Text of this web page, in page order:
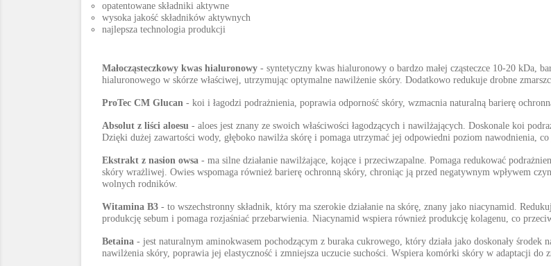
opatentowane składniki aktywne
wysoka jakość składników aktywnych
najlepsza technologia produkcji
Małocząsteczkowy kwas hialuronowy - syntetyczny kwas hialuronowy o bardzo małej cząsteczce 10-20 kDa,
hialuronowego w skórze właściwej, utrzymując optymalne nawilżenie skóry. Dodatkowo redukuje drobne
ProTec CM Glucan - koi i łagodzi podrażnienia, poprawia odporność skóry, wzmacnia naturalną barierę
Absolut z liści aloesu - aloes jest znany ze swoich właściwości łagodzących i nawilżających. Doskonale koi
Dzięki dużej zawartości wody, głęboko nawilża skórę i pomaga utrzymać jej odpowiedni poziom nawodnienia,
Ekstrakt z nasion owsa - ma silne działanie nawilżające, kojące i przeciwzapalne. Pomaga redukować
skóry wrażliwej. Owies wspomaga również barierę ochronną skóry, chroniąc ją przed negatywnym wpływem
wolnych rodników.
Witamina B3 - to wszechstronny składnik, który ma szerokie działanie na skórę, znany jako niacynamid.
produkcję sebum i pomaga rozjaśniać przebarwienia. Niacynamid wspiera również produkcję kolagenu, co
Betaina - jest naturalnym aminokwasem pochodzącym z buraka cukrowego, który działa jako doskonały
nawilżenia skóry, poprawia jej elastyczność i zmniejsza uczucie suchości. Wspiera komórki skóry w adaptacji